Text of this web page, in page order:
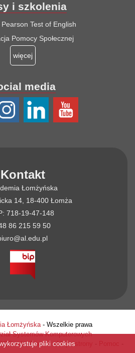
i szkolenia
Test of English
Pomocy Społecznej
więcej
media
Kontakt
Łomżyńska
14, 18-400 Łomża
718-19-47-148
86 215 59 50
Łomżyńska - Wszelkie prawa
Systemów Komputerowych
-Poczta -Mapa strony -
-
pliki cookies